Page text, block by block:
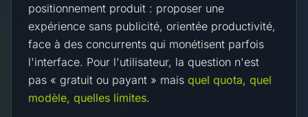
positionnement produit : proposer une
expérience sans publicité, orientée productivité,
face à des concurrents qui monétisent parfois
l'interface. Pour l'utilisateur, la question n'est
pas « gratuit ou payant » mais quel quota, quel
modèle, quelles limites.